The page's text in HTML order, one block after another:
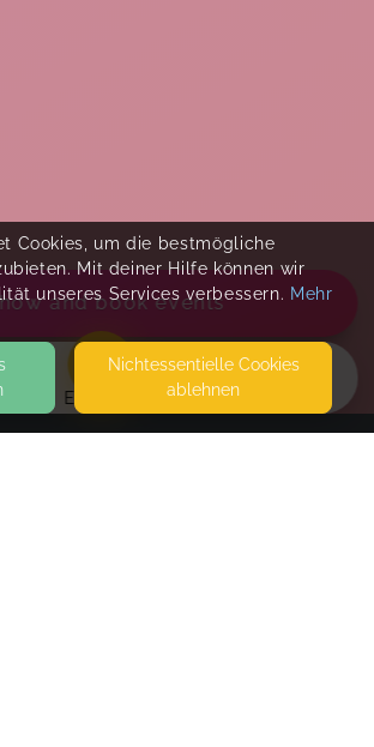
EVENTS
and book events
Cookies, um die bestmögliche
Mit deiner Hilfe können wir
unseres Services verbessern. Mehr
Nicht­essentielle Cookies
ablehnen